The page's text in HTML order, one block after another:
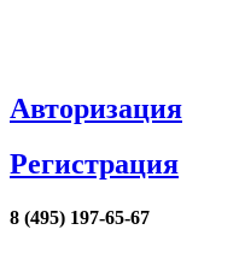
Авторизация
Регистрация
8 (495) 197-65-67